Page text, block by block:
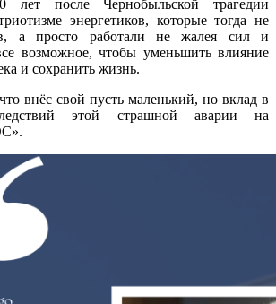
лет после Чернобыльской трагедии
энергетиков, которые тогда не
а просто работали не жалея сил и
возможное, чтобы уменьшить влияние
и сохранить жизнь.
внёс свой пусть маленький, но вклад в
этой страшной аварии на